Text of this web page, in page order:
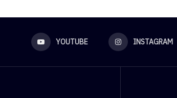
YOUTUBE INSTAGRAM